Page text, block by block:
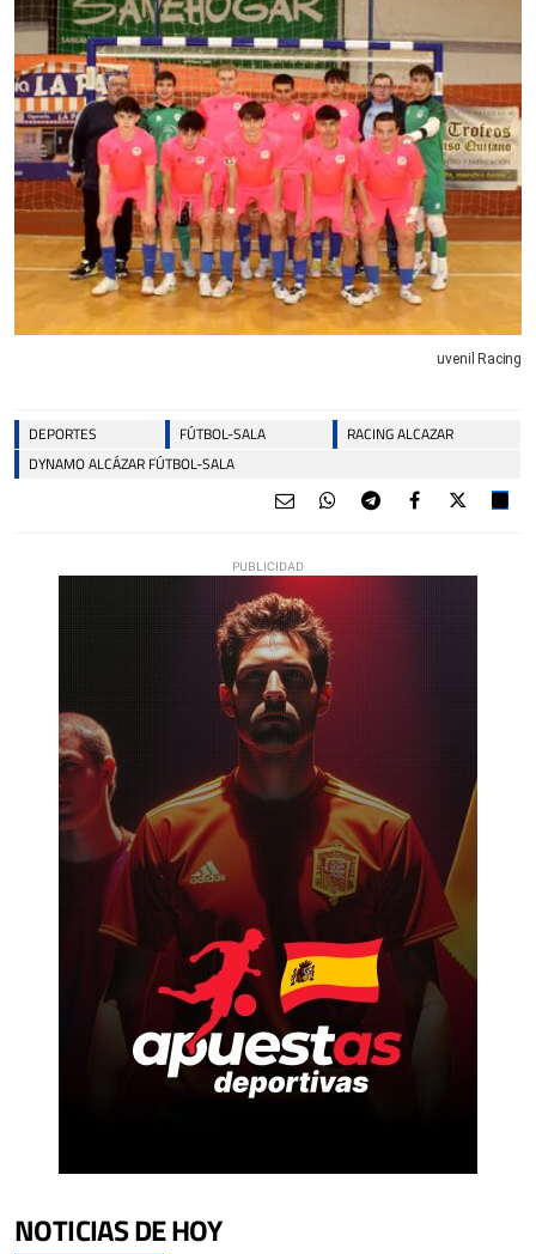
uvenil Racing
DEPORTES FÚTBOL-SALA
RACING ALCAZAR
DYNAMO ALCÁZAR FÚTBOL-SALA
NOTICIAS DE HOY